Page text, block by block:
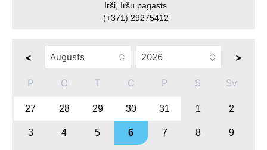
Irši, Iršu pagasts
(+371) 29275412
< >
P O T C P S Sv
27 28 29 30 31 1 2
3 4 5 6 7 8 9